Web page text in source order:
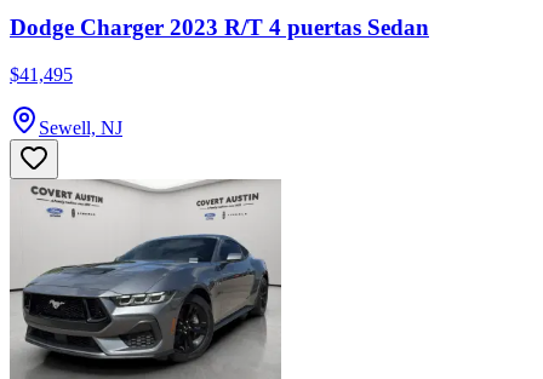
Dodge Charger 2023 R/T 4 puertas Sedan
$41,495
Sewell, NJ